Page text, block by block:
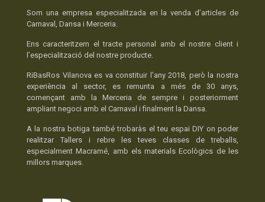
Som una empresa especialitzada en la venda d’articles de
Carnaval, Dansa i Merceria.
Ens caracteritzem el tracte personal amb el nostre client i
l’especialització del nostre producte.
RiBasRos Vilanova es va constituir l’any 2018, però la nostra
experiència al sector, es remunta a més de 30 anys,
començant amb la Merceria de sempre i posteriorment
ampliant negoci amb el Carnaval i finalment la Dansa.
A la nostra botiga també trobaràs el teu espai DIY on poder
realitzar Tallers i rebre les teves classes de treballs,
especialment Macramé, amb els materials Ecològics de les
millors marques.